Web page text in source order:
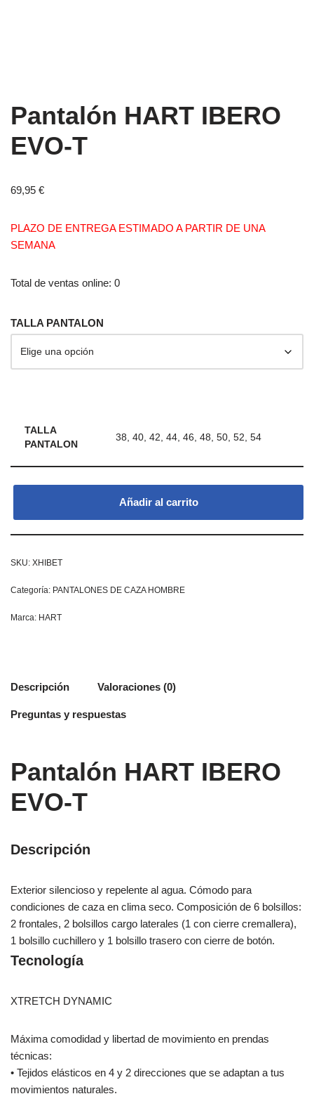
Pantalón HART IBERO
EVO-T
69,95 €
PLAZO DE ENTREGA ESTIMADO A PARTIR DE UNA
SEMANA
Total de ventas online: 0
TALLA PANTALON
TALLA
PANTALON
38, 40, 42, 44, 46, 48, 50, 52, 54
Añadir al carrito
SKU: XHIBET
Categoría: PANTALONES DE CAZA HOMBRE
Marca: HART
Descripción Valoraciones (0)
Preguntas y respuestas
Pantalón HART IBERO
EVO-T
Descripción
Exterior silencioso y repelente al agua. Cómodo para
condiciones de caza en clima seco. Composición de 6 bolsillos:
2 frontales, 2 bolsillos cargo laterales (1 con cierre cremallera),
1 bolsillo cuchillero y 1 bolsillo trasero con cierre de botón.
Tecnología
XTRETCH DYNAMIC
Máxima comodidad y libertad de movimiento en prendas
técnicas:
• Tejidos elásticos en 4 y 2 direcciones que se adaptan a tus
movimientos naturales.